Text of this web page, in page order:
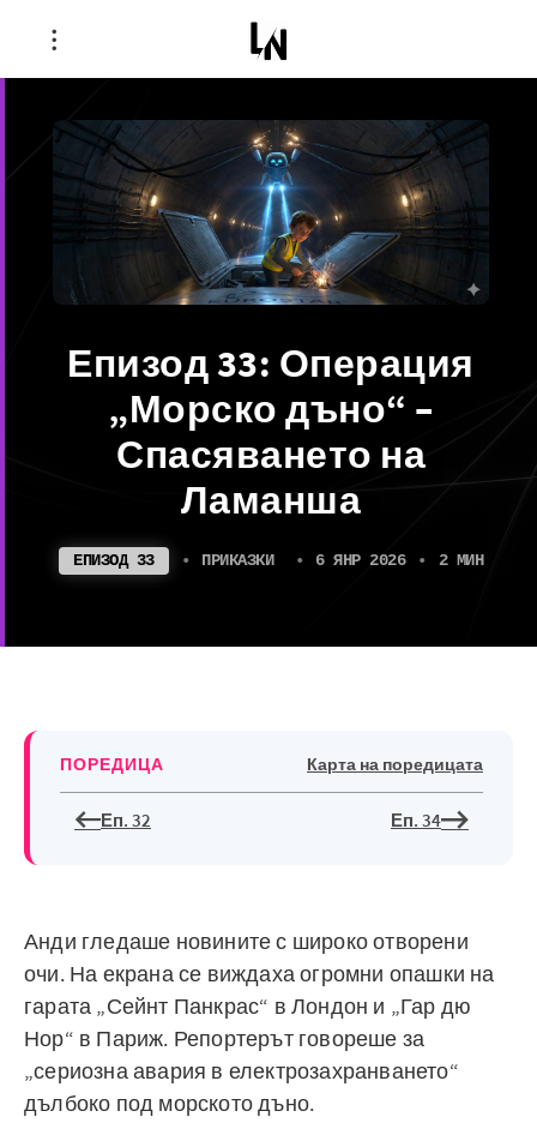
Епизод 33: Операция
„Морско дъно“ –
Спасяването на
Ламанша
ЕПИЗОД 33 • ПРИКАЗКИ • 6 ЯНР 2026 • 2 МИН
ПОРЕДИЦА Карта на поредицата
Еп. 32 Еп. 34
Анди гледаше новините с широко отворени
очи. На екрана се виждаха огромни опашки на
гарата „Сейнт Панкрас“ в Лондон и „Гар дю
Нор“ в Париж. Репортерът говореше за
„сериозна авария в електрозахранването“
дълбоко под морското дъно.